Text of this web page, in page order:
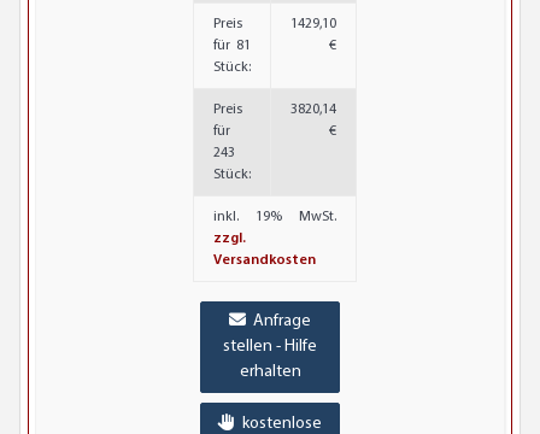
Preis
für 81
Stück:
1429,10
€
Preis
für
243
Stück:
3820,14
€
inkl. 19% MwSt.
zzgl.
Versandkosten
Anfrage
stellen - Hilfe
erhalten
kostenlose